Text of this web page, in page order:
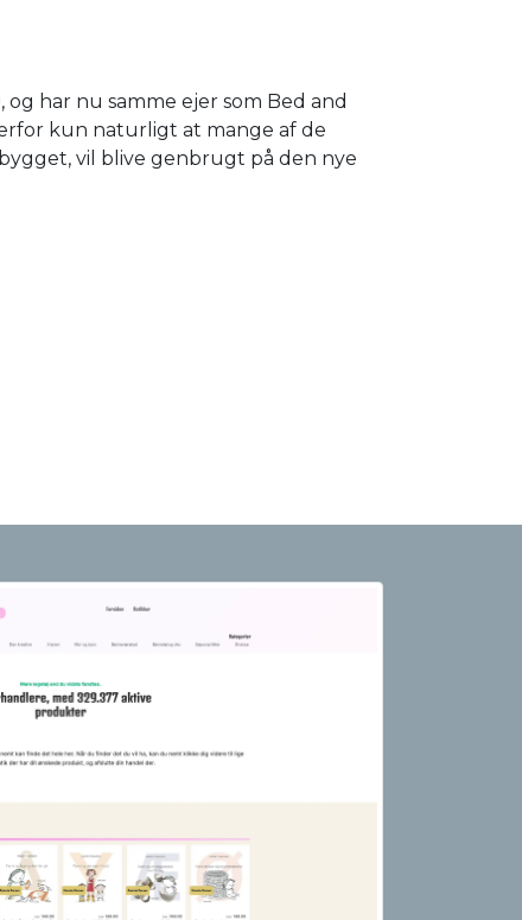
har nu samme ejer som Bed and
kun naturligt at mange af de
vil blive genbrugt på den nye